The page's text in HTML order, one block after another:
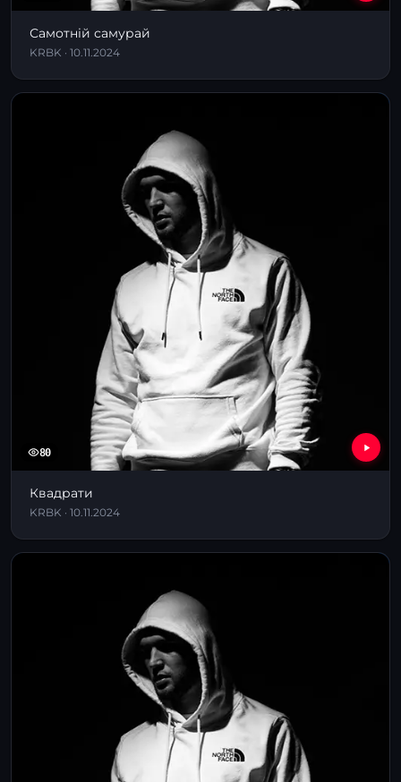
Самотній самурай
KRBK · 10.11.2024
80
Квадрати
KRBK · 10.11.2024